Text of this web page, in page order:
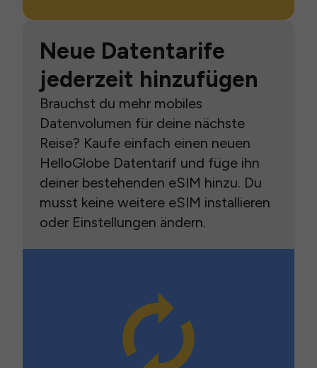
Neue Datentarife
jederzeit hinzufügen
Brauchst du mehr mobiles
Datenvolumen für deine nächste
Reise? Kaufe einfach einen neuen
HelloGlobe Datentarif und füge ihn
deiner bestehenden eSIM hinzu. Du
musst keine weitere eSIM installieren
oder Einstellungen ändern.